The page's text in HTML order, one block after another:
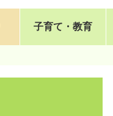
子育て・教育